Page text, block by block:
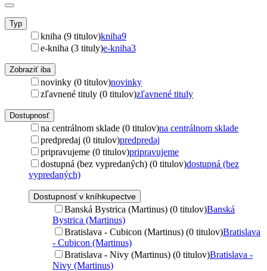
Typ
kniha (9 titulov)kniha9
e-kniha (3 tituly)e-kniha3
Zobraziť iba
novinky (0 titulov)novinky
zľavnené tituly (0 titulov)zľavnené tituly
Dostupnosť
na centrálnom sklade (0 titulov)na centrálnom sklade
predpredaj (0 titulov)predpredaj
pripravujeme (0 titulov)pripravujeme
dostupná (bez vypredaných) (0 titulov)dostupná (bez
vypredaných)
Dostupnosť v kníhkupectve
Banská Bystrica (Martinus) (0 titulov)Banská
Bystrica (Martinus)
Bratislava - Cubicon (Martinus) (0 titulov)Bratislava
- Cubicon (Martinus)
Bratislava - Nivy (Martinus) (0 titulov)Bratislava -
Nivy (Martinus)